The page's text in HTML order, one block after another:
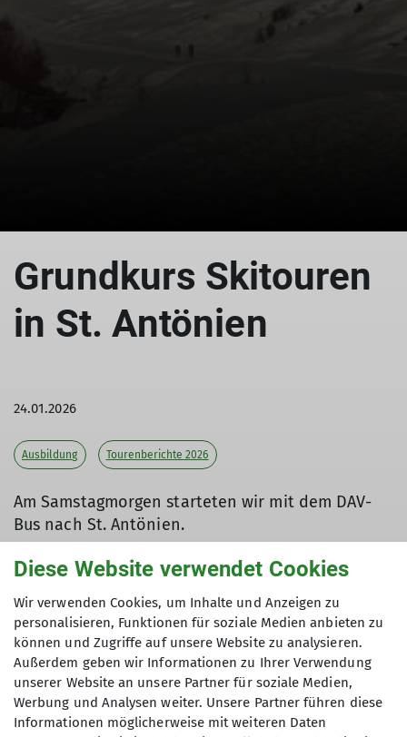
Grundkurs Skitouren
in St. Antönien
24.01.2026
Ausbildung Tourenberichte 2026
Am Samstagmorgen starteten wir mit dem DAV-
Bus nach St. Antönien.
Zuerst ging es mit einigen Spitzkehren
(Feststellung: Die Anzahl der SKs sollte man
eindeutig angeben bei den Touren) auf den
Eggberg. Wieder am Auto angekommen ging es
von dort weiter zum Berghaus Sulzfluh, wo schon
der heiß ersehnte HotPot auf uns wartete. Nach
Diese Website verwendet Cookies
Wir verwenden Cookies, um Inhalte und Anzeigen zu
personalisieren, Funktionen für soziale Medien anbieten zu
können und Zugriffe auf unsere Website zu analysieren.
Außerdem geben wir Informationen zu Ihrer Verwendung
unserer Website an unsere Partner für soziale Medien,
Werbung und Analysen weiter. Unsere Partner führen diese
Informationen möglicherweise mit weiteren Daten